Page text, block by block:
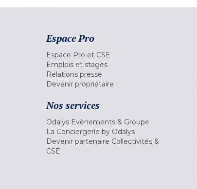
Espace Pro
Espace Pro et CSE
Emplois et stages
Relations presse
Devenir propriétaire
Nos services
Odalys Evènements & Groupe
La Conciergerie by Odalys
Devenir partenaire Collectivités &
CSE